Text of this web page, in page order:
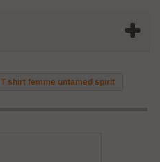
T shirt femme untamed spirit